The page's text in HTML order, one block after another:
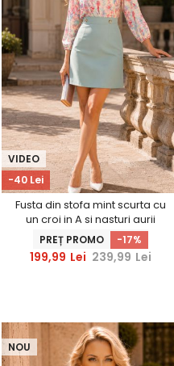
-40 Lei
VIDEO
Fusta din stofa mint scurta cu
un croi in A si nasturi aurii
decorativi - StarShinerS
PREȚ PROMO -17%
199,99 Lei 239,99 Lei
NOU